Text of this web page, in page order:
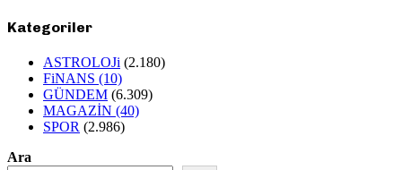
Kategoriler
ASTROLOJi (2.180)
FiNANS (10)
GÜNDEM (6.309)
MAGAZİN (40)
SPOR (2.986)
Ara